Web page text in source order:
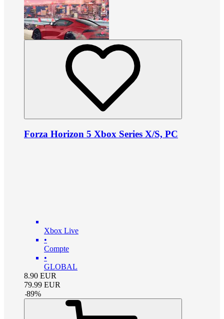
Forza Horizon 5 Xbox Series X/S, PC
Xbox Live
•
Compte
•
GLOBAL
8.90 EUR
79.99 EUR
-89%